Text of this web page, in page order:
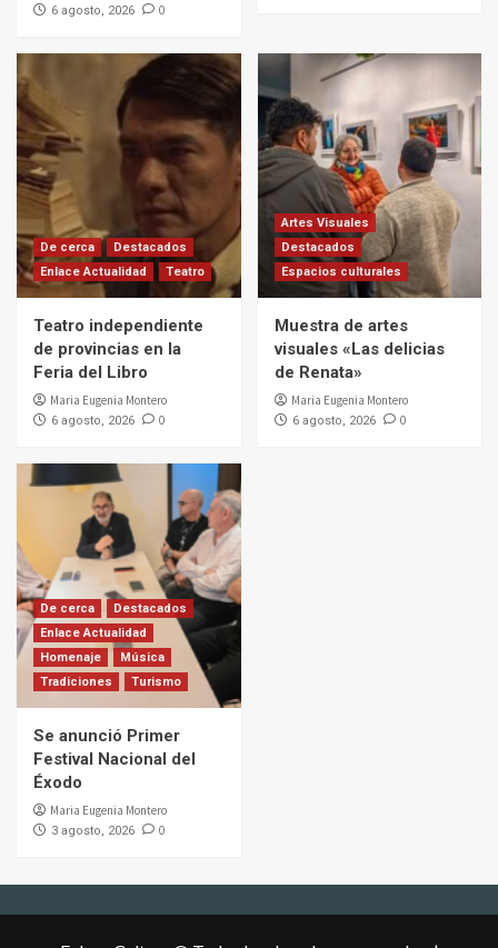
6 agosto, 2026 0
De cerca
Destacados
Enlace Actualidad
Teatro
Teatro independiente
de provincias en la
Feria del Libro
Maria Eugenia Montero
6 agosto, 2026 0
Artes Visuales
Destacados
Espacios culturales
Muestra de artes
visuales «Las delicias
de Renata»
Maria Eugenia Montero
6 agosto, 2026 0
De cerca
Destacados
Enlace Actualidad
Homenaje
Música
Tradiciones
Turismo
Se anunció Primer
Festival Nacional del
Éxodo
Maria Eugenia Montero
3 agosto, 2026 0